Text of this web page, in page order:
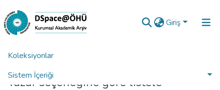
Giriş
Koleksiyonlar
Sistem İçeriği
Ana Sayfa
Yazar seçeneğine göre listele